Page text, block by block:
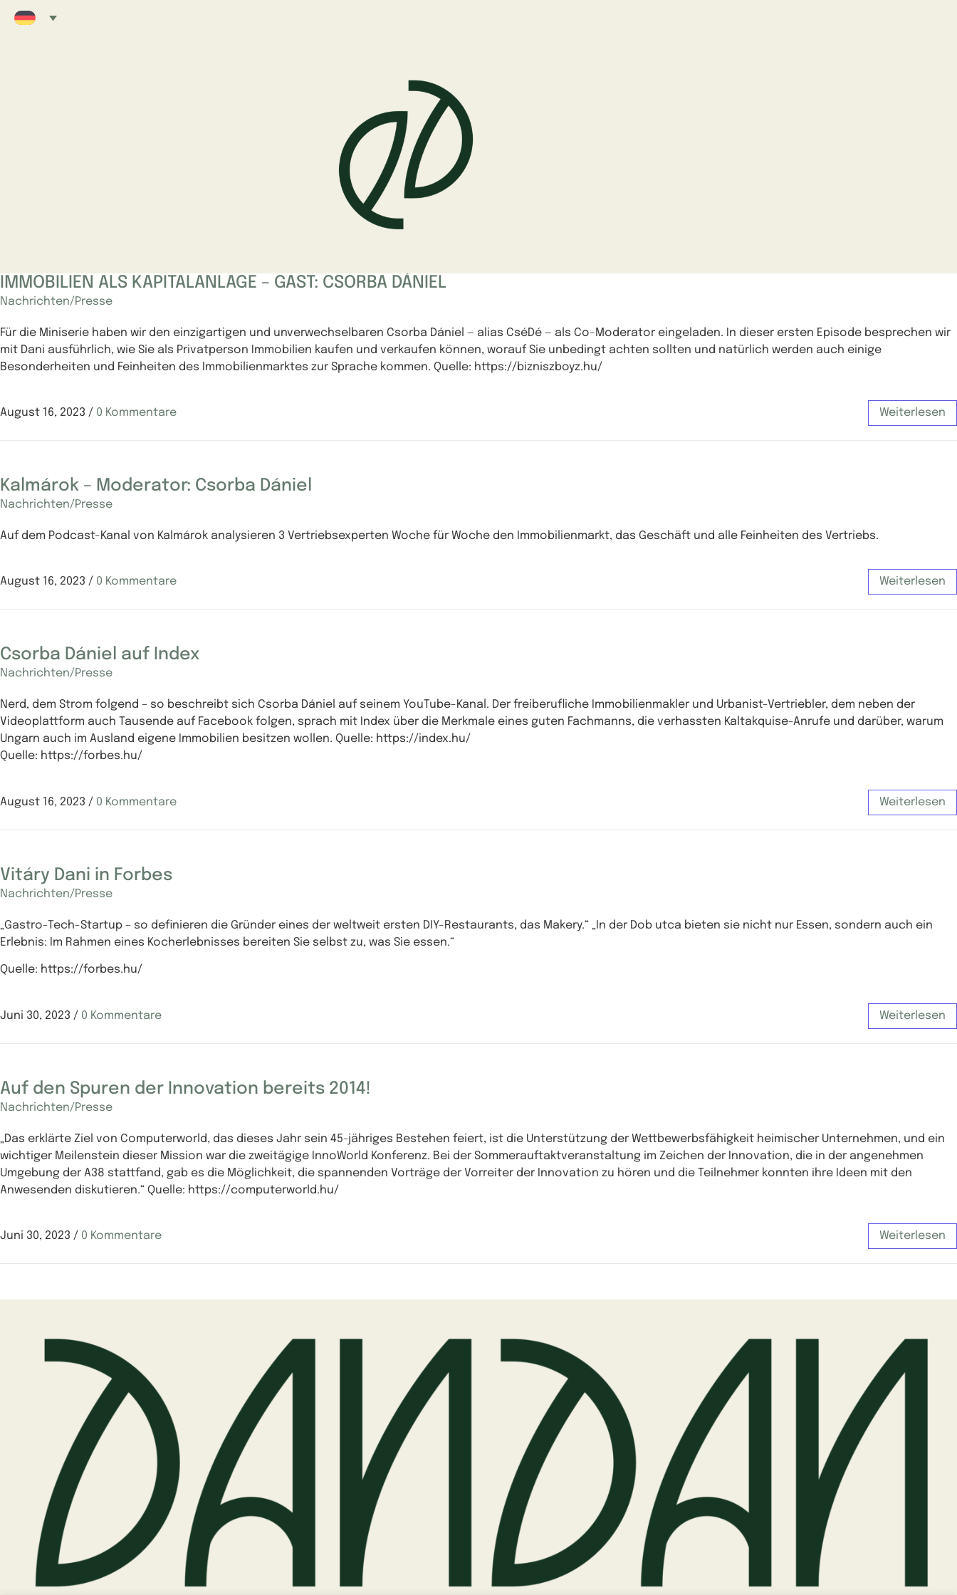
IMMOBILIEN ALS KAPITALANLAGE – GAST: CSORBA DÁNIEL
Nachrichten/Presse
Für die Miniserie haben wir den einzigartigen und unverwechselbaren Csorba Dániel — alias CséDé — als Co-Moderator eingeladen. In dieser ersten Episode besprechen wir
mit Dani ausführlich, wie Sie als Privatperson Immobilien kaufen und verkaufen können, worauf Sie unbedingt achten sollten und natürlich werden auch einige
Besonderheiten und Feinheiten des Immobilienmarktes zur Sprache kommen. Quelle: https://bizniszboyz.hu/
August 16, 2023 / 0 Kommentare Weiterlesen
Kalmárok – Moderator: Csorba Dániel
Nachrichten/Presse
Auf dem Podcast-Kanal von Kalmárok analysieren 3 Vertriebsexperten Woche für Woche den Immobilienmarkt, das Geschäft und alle Feinheiten des Vertriebs.
August 16, 2023 / 0 Kommentare Weiterlesen
Csorba Dániel auf Index
Nachrichten/Presse
Nerd, dem Strom folgend – so beschreibt sich Csorba Dániel auf seinem YouTube-Kanal. Der freiberufliche Immobilienmakler und Urbanist-Vertriebler, dem neben der
Videoplattform auch Tausende auf Facebook folgen, sprach mit Index über die Merkmale eines guten Fachmanns, die verhassten Kaltakquise-Anrufe und darüber, warum
Ungarn auch im Ausland eigene Immobilien besitzen wollen. Quelle: https://index.hu/
Quelle: https://forbes.hu/
August 16, 2023 / 0 Kommentare Weiterlesen
Vitáry Dani in Forbes
Nachrichten/Presse
„Gastro-Tech-Startup – so definieren die Gründer eines der weltweit ersten DIY-Restaurants, das Makery.“ „In der Dob utca bieten sie nicht nur Essen, sondern auch ein
Erlebnis: Im Rahmen eines Kocherlebnisses bereiten Sie selbst zu, was Sie essen.“
Quelle: https://forbes.hu/
Juni 30, 2023 / 0 Kommentare Weiterlesen
Auf den Spuren der Innovation bereits 2014!
Nachrichten/Presse
„Das erklärte Ziel von Computerworld, das dieses Jahr sein 45-jähriges Bestehen feiert, ist die Unterstützung der Wettbewerbsfähigkeit heimischer Unternehmen, und ein
wichtiger Meilenstein dieser Mission war die zweitägige InnoWorld Konferenz. Bei der Sommerauftaktveranstaltung im Zeichen der Innovation, die in der angenehmen
Umgebung der A38 stattfand, gab es die Möglichkeit, die spannenden Vorträge der Vorreiter der Innovation zu hören und die Teilnehmer konnten ihre Ideen mit den
Anwesenden diskutieren.“ Quelle: https://computerworld.hu/
Juni 30, 2023 / 0 Kommentare Weiterlesen